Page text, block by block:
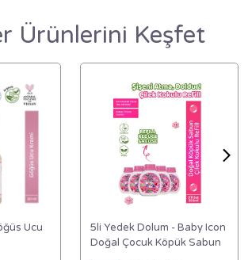
Ürünlerini Keşfet
Ucu
5li Yedek Dolum - Baby Icon
Doğal Çocuk Köpük Sabun